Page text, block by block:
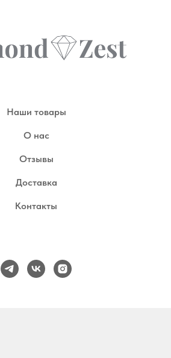
Наши товары
О нас
Отзывы
Доставка
Контакты